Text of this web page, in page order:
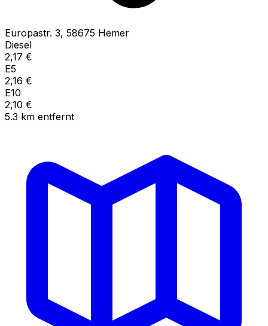
Europastr. 3, 58675 Hemer
Diesel
2,17 €
E5
2,16 €
E10
2,10 €
5.3 km entfernt